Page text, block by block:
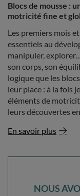
Blocs de mousse :
motricité fine et
Les premiers mois
essentiels au
manipuler,
son corps, son
logique que les
leur place : à la fois
éléments de
leurs découvertes
En savoir plus
NOUS